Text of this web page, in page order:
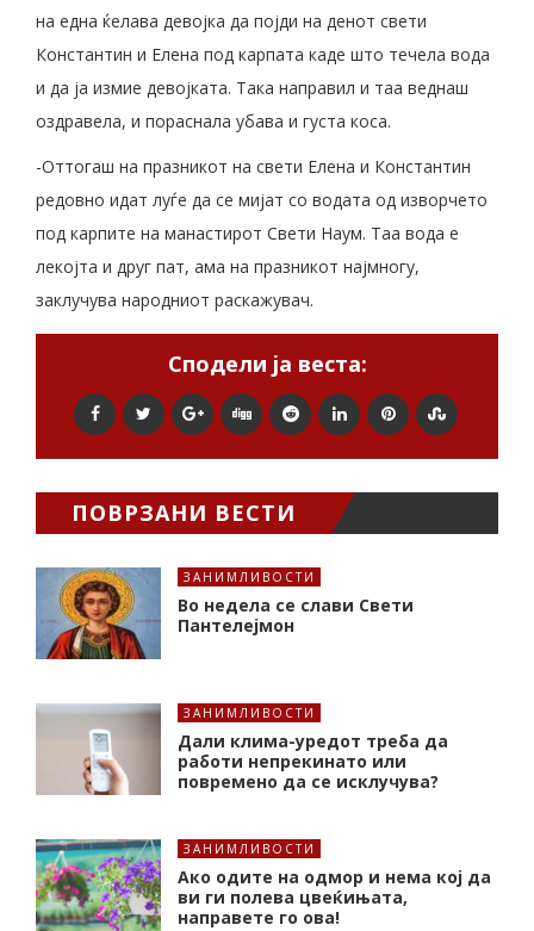
на една ќелава девојка да појди на денот свети
Константин и Елена под карпата каде што течела вода
и да ја измие девојката. Така направил и таа веднаш
оздравела, и пораснала убава и густа коса.
-Оттогаш на празникот на свети Елена и Константин
редовно идат луѓе да се мијат со водата од изворчето
под карпите на манастирот Свети Наум. Таа вода е
лекојта и друг пат, ама на празникот најмногу,
заклучува народниот раскажувач.
Сподели ја веста:
ПОВРЗАНИ ВЕСТИ
ЗАНИМЛИВОСТИ
Во недела се слави Свети
Пантелејмон
ЗАНИМЛИВОСТИ
Дали клима-уредот треба да
работи непрекинато или
повремено да се исклучува?
ЗАНИМЛИВОСТИ
Ако одите на одмор и нема кој да
ви ги полева цвеќињата,
направете го ова!